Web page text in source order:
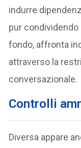
indurre
pur
fondo, affronta
attraverso la
conversazionale.
Controlli
Diversa appare